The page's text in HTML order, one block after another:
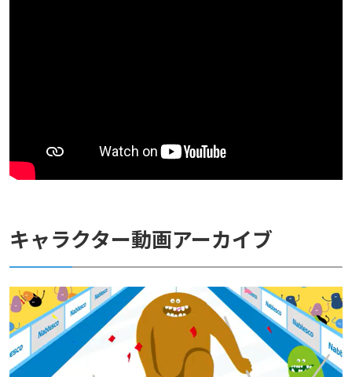
キャラクター動画アーカイブ